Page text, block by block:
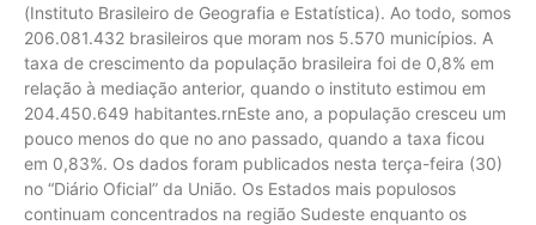
(Instituto Brasileiro de Geografia e Estatística). Ao todo, somos
206.081.432 brasileiros que moram nos 5.570 municípios. A
taxa de crescimento da população brasileira foi de 0,8% em
relação à mediação anterior, quando o instituto estimou em
204.450.649 habitantes.rnEste ano, a população cresceu um
pouco menos do que no ano passado, quando a taxa ficou
em 0,83%. Os dados foram publicados nesta terça-feira (30)
no “Diário Oficial” da União. Os Estados mais populosos
continuam concentrados na região Sudeste enquanto os